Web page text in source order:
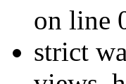
on line
strict